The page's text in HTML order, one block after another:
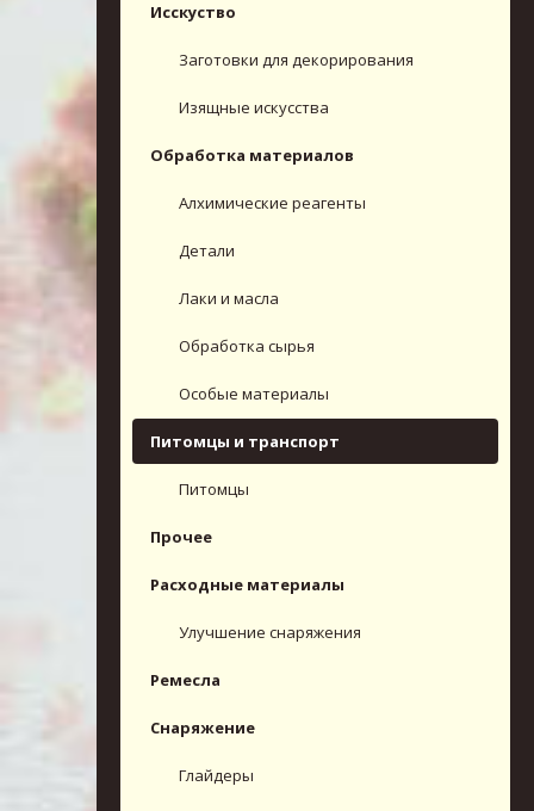
Исскуство
Заготовки для декорирования
Изящные искусства
Обработка материалов
Алхимические реагенты
Детали
Лаки и масла
Обработка сырья
Особые материалы
Питомцы и транспорт
Питомцы
Прочее
Расходные материалы
Улучшение снаряжения
Ремесла
Снаряжение
Глайдеры